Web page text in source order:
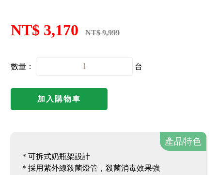
NT$ 3,170 NT$ 9,999
數量： 台
加入購物車
產品特色
＊可拆式奶瓶架設計
＊採用紫外線殺菌燈管，殺菌消毒效果強